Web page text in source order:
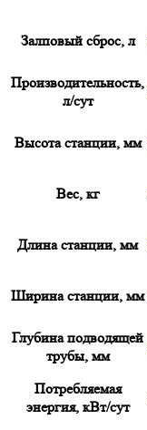
Залповый сброс, л
Производительность,
л/сут
Высота станции, мм
Вес, кг
Длина станции, мм
Ширина станции, мм
Глубина подводящей
трубы, мм
Потребляемая
энергия, кВт/сут